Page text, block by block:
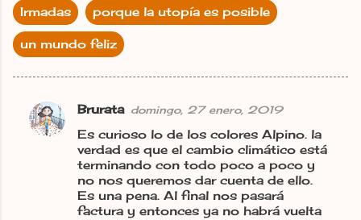
Irmadas porque la utopía es posible
un mundo feliz
C
o
Brurata domingo, 27 enero, 2019
Es curioso lo de los colores Alpino. la
verdad es que el cambio climático está
terminando con todo poco a poco y
no nos queremos dar cuenta de ello.
Es una pena. Al final nos pasará
factura y entonces ya no habrá vuelta